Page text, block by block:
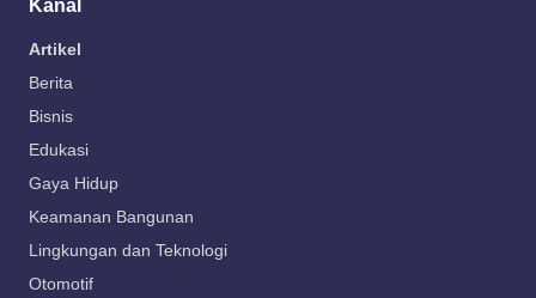
Kanal
Artikel
Berita
Bisnis
Edukasi
Gaya Hidup
Keamanan Bangunan
Lingkungan dan Teknologi
Otomotif